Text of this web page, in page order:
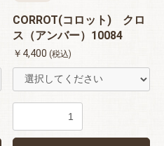
CORROT(コロット) クロ
ス（アンバー）10084
￥4,400 (税込)